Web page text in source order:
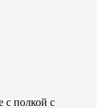
с полкой с